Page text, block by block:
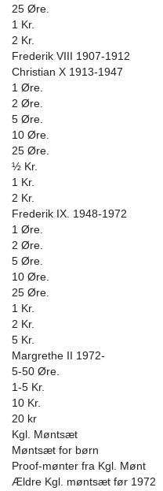
25 Øre.
1 Kr.
2 Kr.
Frederik VIII 1907-1912
Christian X 1913-1947
1 Øre.
2 Øre.
5 Øre.
10 Øre.
25 Øre.
½ Kr.
1 Kr.
2 Kr.
Frederik IX. 1948-1972
1 Øre.
2 Øre.
5 Øre.
10 Øre.
25 Øre.
1 Kr.
2 Kr.
5 Kr.
Margrethe II 1972-
5-50 Øre.
1-5 Kr.
10 Kr.
20 kr
Kgl. Møntsæt
Møntsæt for børn
Proof-mønter fra Kgl. Mønt
Ældre Kgl. møntsæt før 1972